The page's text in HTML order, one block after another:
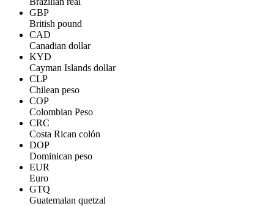
GBP
British pound
CAD
Canadian dollar
KYD
Cayman Islands dollar
CLP
Chilean peso
COP
Colombian Peso
CRC
Costa Rican colón
DOP
Dominican peso
EUR
Euro
GTQ
Guatemalan quetzal